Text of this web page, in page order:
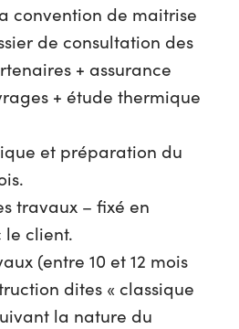
convention de maitrise
de consultation des
+ assurance
+ étude thermique
et préparation du
travaux – fixé en
client.
(entre 10 et 12 mois
dites « classique
la nature du